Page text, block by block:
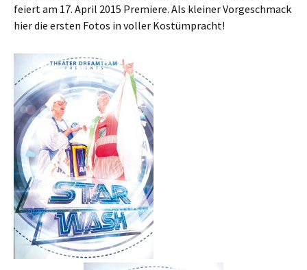
feiert am 17. April 2015 Premiere. Als kleiner Vorgeschmack
hier die ersten Fotos in voller Kostümpracht!